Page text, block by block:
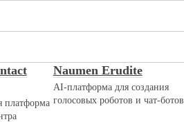
платформа
Naumen Erudite
AI-платформа для создания
голосовых роботов и чат-ботов